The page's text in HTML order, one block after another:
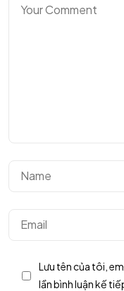
Lưu tên của tôi,
lần bình luận kế